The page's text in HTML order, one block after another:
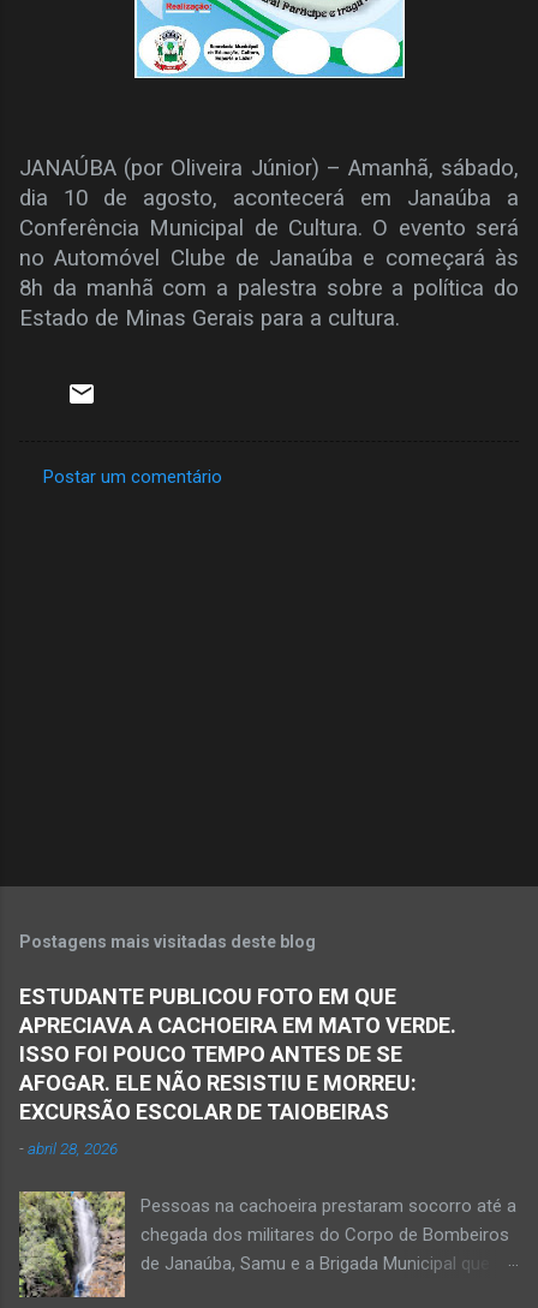
JANAÚBA (por Oliveira Júnior) – Amanhã, sábado,
dia 10 de agosto, acontecerá em Janaúba a
Conferência Municipal de Cultura. O evento será
no Automóvel Clube de Janaúba e começará às
8h da manhã com a palestra sobre a política do
Estado de Minas Gerais para a cultura.
Postar um comentário
Postagens mais visitadas deste blog
ESTUDANTE PUBLICOU FOTO EM QUE
APRECIAVA A CACHOEIRA EM MATO VERDE.
ISSO FOI POUCO TEMPO ANTES DE SE
AFOGAR. ELE NÃO RESISTIU E MORREU:
EXCURSÃO ESCOLAR DE TAIOBEIRAS
-abril 28, 2026
Pessoas na cachoeira prestaram socorro até a
chegada dos militares do Corpo de Bombeiros
de Janaúba, Samu e a Brigada Municipal que